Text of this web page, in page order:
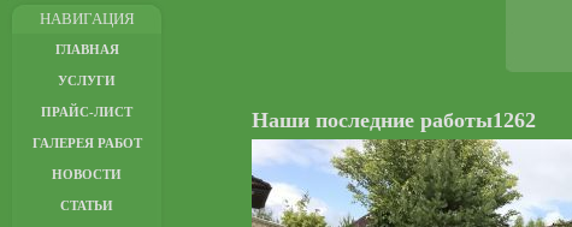
НАВИГАЦИЯ
ГЛАВНАЯ
УСЛУГИ
ПРАЙС-ЛИСТ
ГАЛЕРЕЯ РАБОТ
НОВОСТИ
СТАТЬИ
Наши последние работы1262